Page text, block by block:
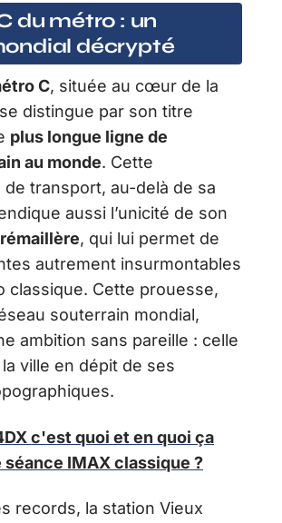
du métro : un
décrypté
C, située au cœur de la
distingue par son titre
plus longue ligne de
au monde. Cette
transport, au-delà de sa
aussi l’unicité de son
, qui lui permet de
autrement insurmontables
classique. Cette prouesse,
souterrain mondial,
ambition sans pareille : celle
ville en dépit de ses
c'est quoi et en quoi ça
IMAX classique ?
records, la station Vieux